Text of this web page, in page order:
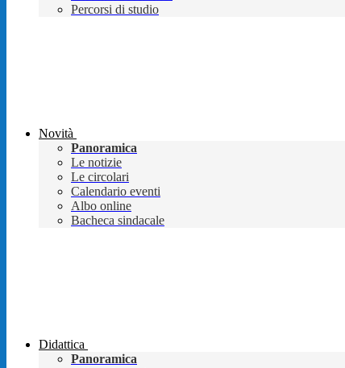
Percorsi di studio
Novità
Panoramica
Le notizie
Le circolari
Calendario eventi
Albo online
Bacheca sindacale
Didattica
Panoramica